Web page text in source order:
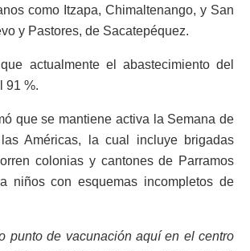
como Itzapa, Chimaltenango, y San
y Pastores, de Sacatepéquez.
actualmente el abastecimiento del
91 %.
que se mantiene activa la Semana de
Américas, la cual incluye brigadas
colonias y cantones de Parramos
niños con esquemas incompletos de
punto de vacunación aquí en el centro